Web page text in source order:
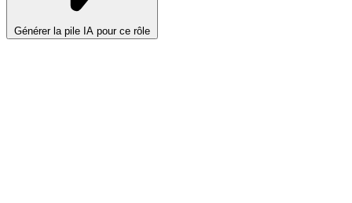
Générer la pile IA pour ce rôle